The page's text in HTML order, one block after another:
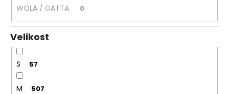
WOLA / GATTA 0
Velikost
S 57
M 507